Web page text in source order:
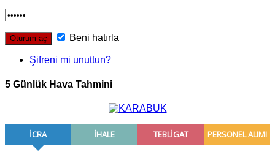
Beni hatırla
Şifreni mi unuttun?
5 Günlük Hava Tahmini